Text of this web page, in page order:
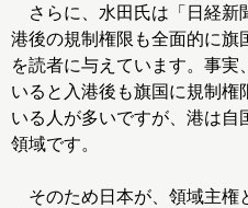
さらに、水田氏は「日経新
港後の規制権限も全面的に旗
を読者に与えています。事実
いると入港後も旗国に規制権
いる人が多いですが、港は自
領域です。
そのため日本が、領域主権